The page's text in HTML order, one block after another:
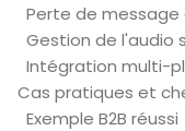
Perte de message
Gestion de l'audio
Intégration multi-
Cas pratiques et
Exemple B2B réussi